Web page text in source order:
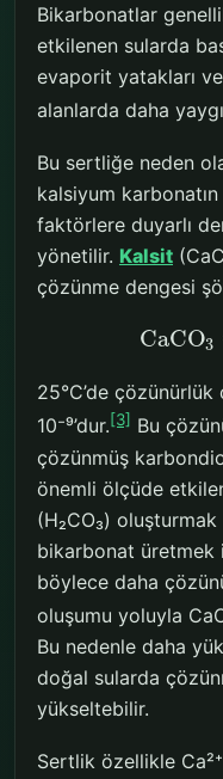
Bikarbonatlar
etkilenen sularda
evaporit yatakları
alanlarda daha
Bu sertliğe neden
kalsiyum
faktörlere duyarlı
yönetilir. Kalsit
çözünme dengesi
CaCO3
25°C’de çözünürlük
10⁻⁹’dur.[3] Bu
çözünmüş
önemli ölçüde
(H₂CO₃)
bikarbonat üretmek
böylece daha
oluşumu yoluyla
Bu nedenle daha
doğal sularda
yükseltebilir.
Sertlik özellikle